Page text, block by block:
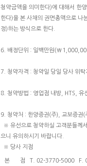
청약금액을 의미한다)에 대해서 한
한다)을 본 사채의 권면총액으로 나
정)하는 방식으로 한다.
6. 배정단위 : 일백만원
7. 청약자격 : 청약일 당일 당사 위
8. 청약방법 : 영업점 내방, HTS, 유
9. 청약처 : 한양증권(주), 교보증권(
※ 유선으로 청약하실 고객분들께
으니 유의하시기 바랍니다.
※ 당사 지점
본 점 T. 02-3770-5000 F.